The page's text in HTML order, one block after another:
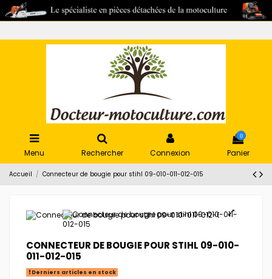
Menu Rechercher Connexion
0
Panier
Accueil Connecteur de bougie pour stihl 09-010-011-012-015
CONNECTEUR DE BOUGIE POUR STIHL 09-010-
011-012-015
Derniers articles en stock